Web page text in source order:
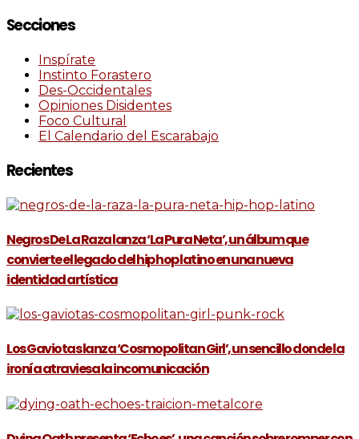
Secciones
Inspírate
Instinto Forastero
Des-Occidentales
Opiniones Disidentes
Foco Cultural
El Calendario del Escarabajo
Recientes
Negros De La Raza lanza ‘La Pura Neta’, un álbum que
convierte el legado del hip hop latino en una nueva
identidad artística
Los Gaviotas lanza ‘Cosmopolitan Girl’, un sencillo donde la
ironía atraviesa la incomunicación